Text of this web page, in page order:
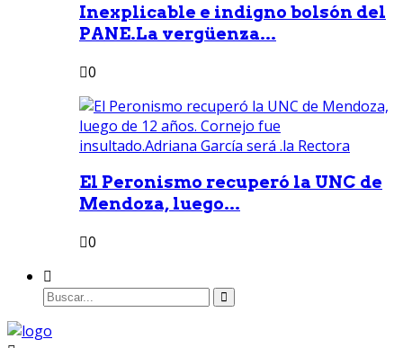
Inexplicable e indigno bolsón del
PANE.La vergüenza...
0
El Peronismo recuperó la UNC de
Mendoza, luego...
0